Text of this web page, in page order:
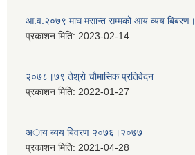
आ.व.२०७९ माघ मसान्त सम्मको आय व्यय बिबरण।
प्रकाशन मिति: 2023-02-14
२०७८।७९ तेश्राे चाैमासिक प्रतिवेदन
प्रकाशन मिति: 2022-01-27
अाय ब्यय बिवरण २०७६।२०७७
प्रकाशन मिति: 2021-04-28